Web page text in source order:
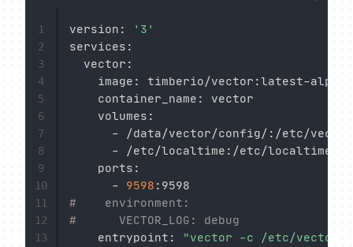
version:
'3'
services:
  vector:
image: timberio/
container_name:
    volumes:
- /data/vector/config/:/
- /etc/localtime:/etc/
    ports:
      -
9598
#    environment:                               #
#      VECTOR_LOG: debug
    entrypoint:
"vector -c /etc/vector/
1
2
3
4
5
6
7
8
9
10
11
12
13